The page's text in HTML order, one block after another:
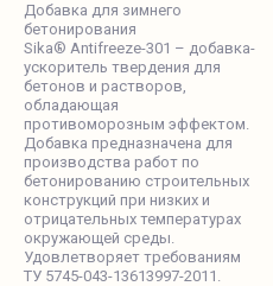
Добавка для зимнего
бетонирования
Sika® Antifreeze-301 – добавка-
ускоритель твердения для
бетонов и растворов,
обладающая
противоморозным эффектом.
Добавка предназначена для
производства работ по
бетонированию строительных
конструкций при низких и
отрицательных температурах
окружающей среды.
Удовлетворяет требованиям
ТУ 5745-043-13613997-2011.